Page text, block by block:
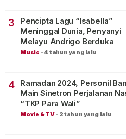
3
Pencipta Lagu “Isabella”
Meninggal Dunia, Penyanyi
Melayu Andrigo Berduka
Music - 4 tahun yang lalu
4
Ramadan 2024, Personil
Main Sinetron Perjalanan
“TKP Para Wali”
Movie & TV - 2 tahun yang lalu